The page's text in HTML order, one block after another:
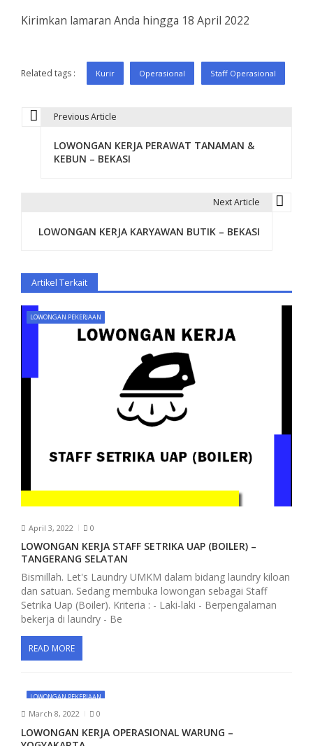
Kirimkan lamaran Anda hingga 18 April 2022
Related tags : Kurir Operasional Staff Operasional
v
i
g
t
Previous Article
LOWONGAN KERJA PERAWAT TANAMAN &
KEBUN – BEKASI
Next Article
LOWONGAN KERJA KARYAWAN BUTIK – BEKASI
Artikel Terkait
LOWONGAN PEKERJAAN
April 3, 2022 0
LOWONGAN KERJA STAFF SETRIKA UAP (BOILER) –
TANGERANG SELATAN
Bismillah. Let's Laundry UMKM dalam bidang laundry kiloan
dan satuan. Sedang membuka lowongan sebagai Staff
Setrika Uap (Boiler). Kriteria : - Laki-laki - Berpengalaman
bekerja di laundry - Be
READ MORE
LOWONGAN PEKERJAAN
March 8, 2022 0
LOWONGAN KERJA OPERASIONAL WARUNG –